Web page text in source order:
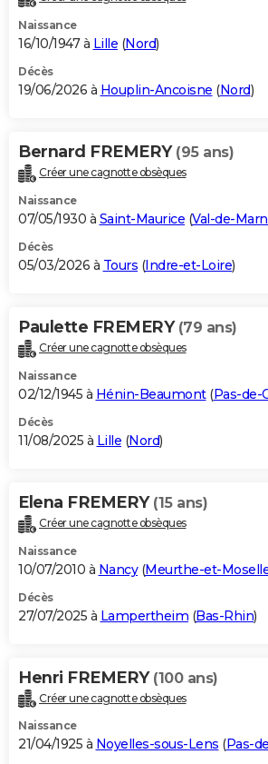
Destinations
City break
Voyage nature
Voyage de noces
Forum
Climat
+PHOTO
GUIDES D'ACHAT
BONS PLANS
Carte de Noël
Carte Bonne année
Carte Saint-Valentin
Carte Pâques
Carte d'anniversaire
DICTIONNAIRE
Dictionnaire
Biographies
Citations
Expressions
Proverbes
PROGRAMME TV
S'inscrire
Se connecter
Lycées
Collèges
Primaires
Universités
Entreprises
Service militaire
Avis de recherche
AVIS DE DÉCÈS
Bricolage
Lifestyle
Culture
Sport
Auto
Television
Voyage
Cinema
Naissance
16/10/1947 à Lille (Nord)
Décès
19/06/2026 à Houplin-Ancoisne (Nord)
Bernard FREMERY (95 ans)
Créer une cagnotte obsèques
Naissance
07/05/1930 à Saint-Maurice (Val-de-
Décès
05/03/2026 à Tours (Indre-et-Loire)
Paulette FREMERY (79 ans)
Créer une cagnotte obsèques
Naissance
02/12/1945 à Hénin-Beaumont(Pas-de-
Décès
11/08/2025 à Lille (Nord)
Elena FREMERY (15 ans)
Créer une cagnotte obsèques
Naissance
10/07/2010 à Nancy(Meurthe-et-
Décès
27/07/2025 à Lampertheim (Bas-Rhin)
Henri FREMERY (100 ans)
Créer une cagnotte obsèques
Naissance
21/04/1925 à Noyelles-sous-Lens (Pas-